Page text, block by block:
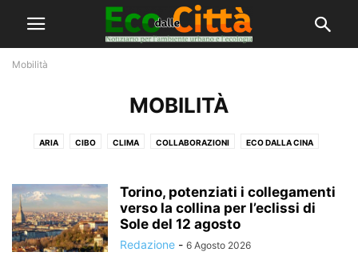
Mobilità
MOBILITÀ
ARIA CIBO CLIMA COLLABORAZIONI ECO DALLA CINA
ECONOMIA CIRCOLARE
NEWSLETTER SALVA MILANO SENZA CATEGORIA
SOSTENIBILITÀ
Torino, potenziati i collegamenti
verso la collina per l’eclissi di
Sole del 12 agosto
Redazione - 6 Agosto 2026